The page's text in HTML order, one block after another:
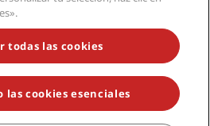
OFERTAS MÁS POPULARES
Todos los derechos reservados. RHG
Radisson RED, Radisson Blu, Radisson
todas las cookies
las cookies esenciales